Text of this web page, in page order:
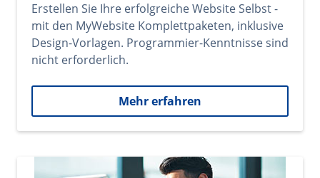
Erstellen Sie Ihre erfolgreiche Website Selbst -
mit den MyWebsite Komplettpaketen, inklusive
Design-Vorlagen. Programmier-Kenntnisse sind
nicht erforderlich.
Mehr erfahren